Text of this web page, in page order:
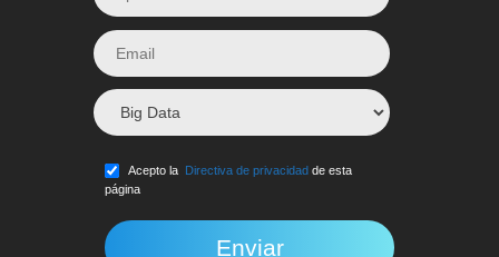
Acepto la Directiva de privacidad de esta
página